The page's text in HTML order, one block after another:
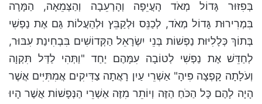
בְּפִזּוּר גָּדוֹל מְאֹד הָעֲיֵפָה וְהָרְעֵבָה וְהַצְּמֵאָה, הַמָּרָה
בִּמְרִירוּת גָּדוֹל מְאֹד, לְכַנֵּס וּלְקַבֵּץ וּלְהַעֲלוֹת גַּם אֶת נַפְשִׁי
בְּתוֹךְ כְּלָלִיּוּת נַפְשׁוֹת בְּנֵי יִשְׂרָאֵל הַקְּדוֹשִׁים בִּבְחִינַת עִבּוּר,
לְחַדֵּשׁ אֶת נַפְשִׁי לְטוֹבָה עִמָּהֶם יַחַד "וַתְּהִי לַדַּל תִּקְוָה
וְעֹלָתָה קָפְצָה פִּיהָ" אַשְׁרֵי עַיִן רָאֲתָה צַדִּיקִים אֲמִתִּיִּים אֲשֶׁר
הָיָה לָהֶם כָּל הַכֹּחַ הַזֶּה וְיוֹתֵר מִזֶּה אַשְׁרֵי הַנְּפָשׁוֹת אֲשֶׁר הָיוּ